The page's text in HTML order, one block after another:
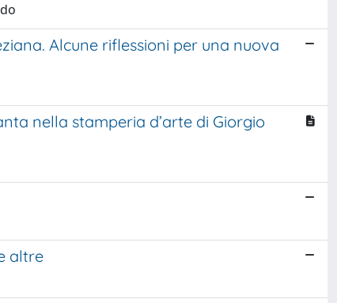
Alcune riflessioni per una nuova
nella stamperia d’arte di Giorgio
altre